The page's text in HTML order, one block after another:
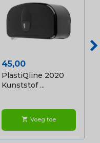
Prijs
45,00
PlastiQline 2020
Kunststof ...
shopping_cart Voeg toe